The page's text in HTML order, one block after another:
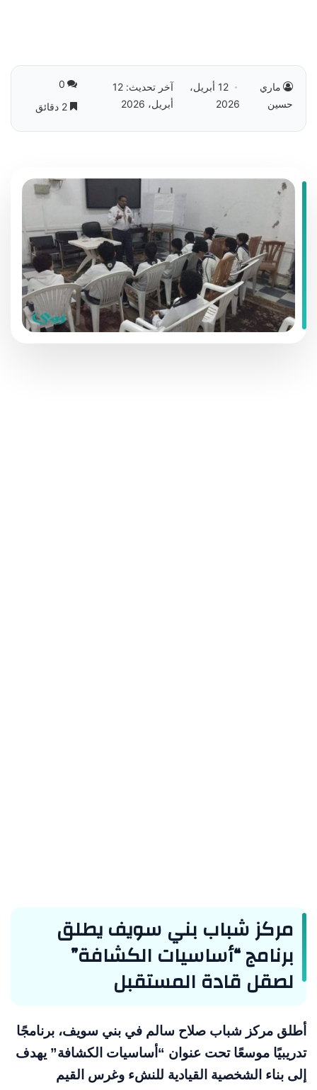
ماري
حسين
12 أبريل،
2026
آخر تحديث: 12
أبريل، 2026
0
2 دقائق
مركز شباب بني سويف يطلق
برنامج “أساسيات الكشافة”
لصقل قادة المستقبل
أطلق مركز شباب صلاح سالم في بني سويف، برنامجًا
تدريبيًا موسعًا تحت عنوان “أساسيات الكشافة” يهدف
إلى بناء الشخصية القيادية للنشء وغرس القيم